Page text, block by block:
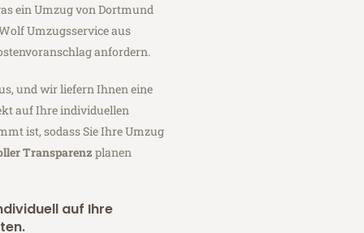
ein Umzug von Dortmund
Umzugsservice aus
anfordern.
und wir liefern Ihnen eine
auf Ihre individuellen
ist, sodass Sie Ihre Umzug
Transparenz planen
auf Ihre